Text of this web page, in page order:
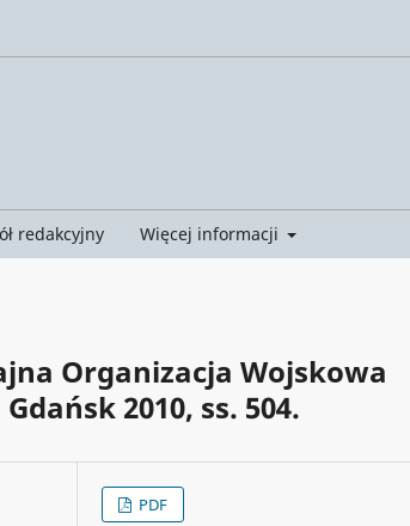
redakcyjny Więcej informacji
Organizacja Wojskowa
2010, ss. 504.
PDF